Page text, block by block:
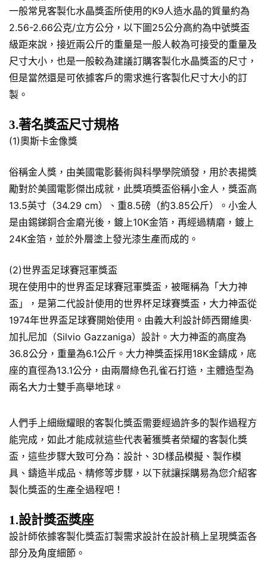
一般常見客製化水晶獎盃所使用的K9人造水晶的質量約為
2.56-2.66公克/立方公分，以下圖25公分高約為中號獎盃
級距來說，接近兩公斤的重量是一般人較為可接受的重量及
尺寸大小，也是一般較為建議訂購客製化水晶獎盃的尺寸，
但是當然還是可依據客戶的需求進行客製化尺寸大小的訂
製。
3.著名獎盃尺寸規格
(1)奧斯卡金像獎
俗稱金人獎，由美國電影藝術與科學學院頒發，用於表揚獎
勵對於美國電影傑出成就，此獎項獎盃俗稱小金人，獎盃高
13.5英寸（34.29 cm）、重8.5磅（約3.85公斤）。小金人
是由錫銻銅合金磨光後，鍍上10K金箔，再經過精磨，鍍上
24K金箔，並於外層塗上發光漆生產而成的。
(2)世界盃足球賽冠軍獎盃
現在使用中的世界盃足球賽冠軍獎盃，被暱稱為「大力神
盃」，是第二代設計使用的世界杯足球賽獎盃，大力神盃從
1974年世界盃足球賽開始使用。由義大利設計師西爾維奧·
加扎尼加（Silvio Gazzaniga）設計。大力神盃的高度為
36.8公分，重量為6.1公斤。大力神獎盃採用18K金鑄成，底
座的直徑為13.1公分，由兩層綠色孔雀石打造，主體造型為
兩名大力士雙手高舉地球。
人們手上細緻耀眼的客製化獎盃需要經過許多的製作過程方
能完成，如此才能成就這些代表著獲獎者榮耀的客製化獎
盃，這些步驟大致可分為：設計、3D樣品模擬、製作模
具、鑄造半成品、精修等步驟，以下就讓採購易為您介紹客
製化獎盃的生產全過程吧！
1.設計獎盃獎座
設計師依據客製化獎盃訂製需求設計在設計稿上呈現獎盃各
部分及角度細節。